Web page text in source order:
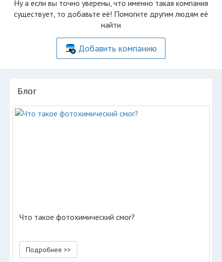
Ну а если вы точно уверены, что именно такая компания
существует, то добавьте её! Помогите другим людям её
найти
Добавить компанию
Блог
Что такое фотохимический смог?
Подробнее >>